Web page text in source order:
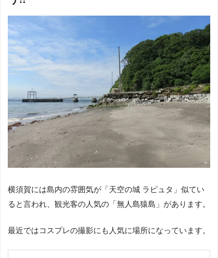
横須賀には島内の雰囲気が「天空の城 ラピュタ」似てい
ると言われ、観光客の人気の「無人島猿島」があります。
最近ではコスプレの撮影にも人気に場所になっています。